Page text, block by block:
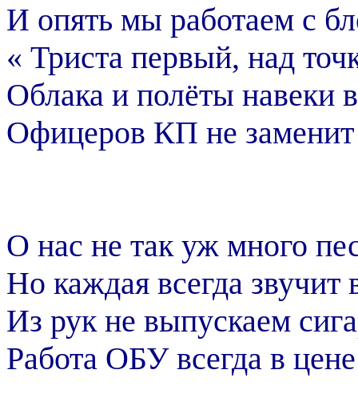
И опять мы работаем с
« Триста первый, над
Облака и полёты навеки
Офицеров КП не заменит
О нас не так уж много
Но каждая всегда звучит
Из рук не выпускаем
Работа ОБУ всегда в цене